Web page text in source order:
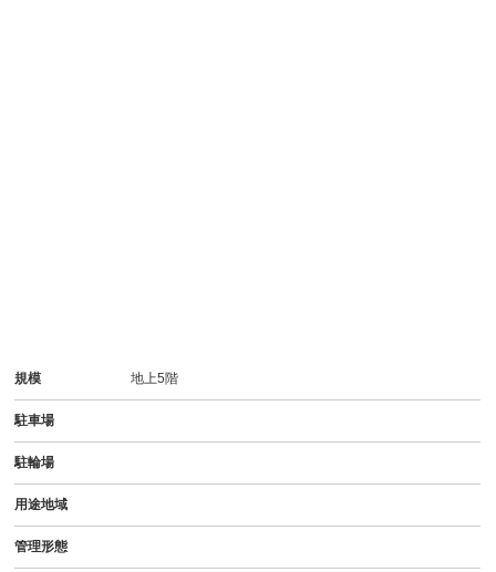
規模 地上5階
駐車場
駐輪場
用途地域
管理形態